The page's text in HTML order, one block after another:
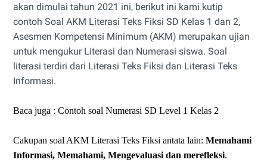
akan dimulai tahun 2021 ini, berikut ini kami kutip
contoh Soal AKM Literasi Teks Fiksi SD Kelas 1 dan 2,
Asesmen Kompetensi Minimum (AKM) merupakan ujian
untuk mengukur Literasi dan Numerasi siswa. Soal
literasi terdiri dari Literasi Teks Fiksi dan Literasi Teks
Informasi.
Baca juga : Contoh soal Numerasi SD Level 1 Kelas 2
Cakupan soal AKM Literasi Teks Fiksi antata lain: Memahami
Informasi, Memahami, Mengevaluasi dan merefleksi.